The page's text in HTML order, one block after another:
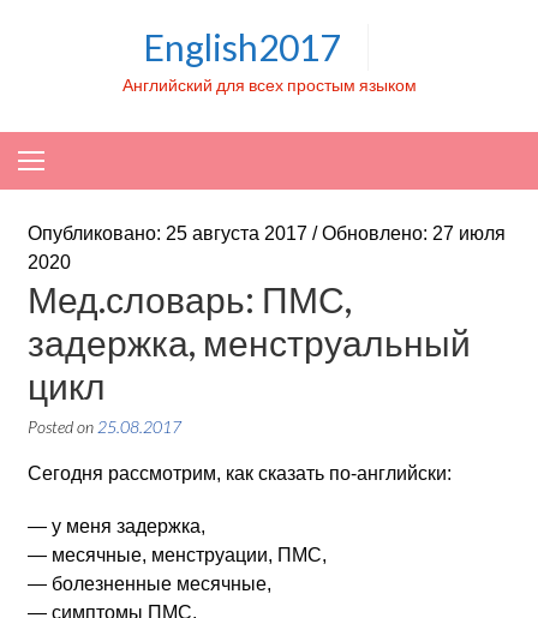
English2017
Английский для всех простым языком
Опубликовано: 25 августа 2017 / Обновлено: 27 июля
2020
Мед.словарь: ПМС,
задержка, менструальный
цикл
Posted on 25.08.2017
Сегодня рассмотрим, как сказать по-английски:
— у меня задержка,
— месячные, менструации, ПМС,
— болезненные месячные,
— симптомы ПМС,